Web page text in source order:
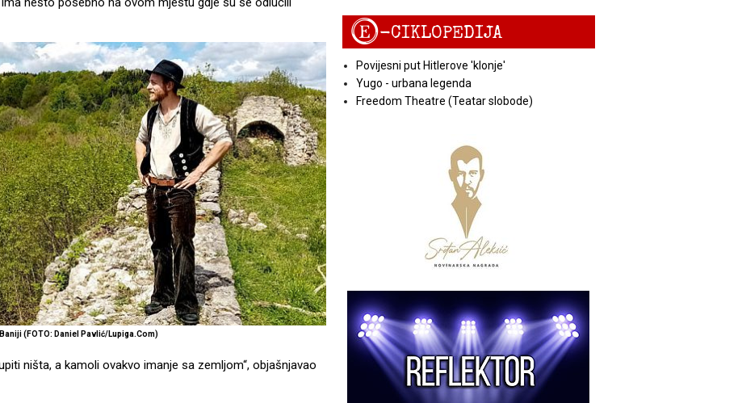
(FOTO: Daniel Pavlić/Lupiga.Com)
ništa, a kamoli ovakvo imanje sa zemljom“, objašnjavao
E-CIKLOPEDIJA
Povijesni put Hitlerove 'klonje'
Yugo - urbana legenda
Freedom Theatre (Teatar slobode)